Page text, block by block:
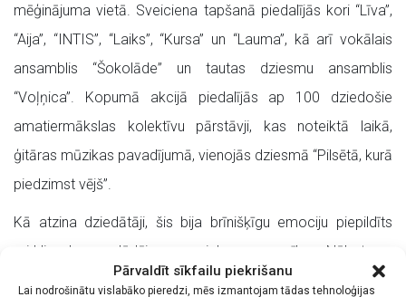
Pārvaldīt sīkfailu piekrišanu
Lai nodrošinātu vislabāko pieredzi, mēs izmantojam tādas tehnoloģijas
mēģinājuma vietā. Sveiciena tapšanā piedalījās kori “Līva”,
“Aija”, “INTIS”, “Laiks”, “Kursa” un “Lauma”, kā arī vokālais
ansamblis “Šokolāde” un tautas dziesmu ansamblis
“Voļņica”. Kopumā akcijā piedalījās ap 100 dziedošie
amatiermākslas kolektīvu pārstāvji, kas noteiktā laikā,
ģitāras mūzikas pavadījumā, vienojās dziesmā “Pilsētā, kurā
piedzimst vējš”.
Kā atzina dziedātāji, šis bija brīnišķīgu emociju piepildīts
mirklis, kas uzlādēja ar prieku un cerību. Nākot uz
mēģinājumu, katrs dziedātājs bija paņēmis līdzi arī ziedus,